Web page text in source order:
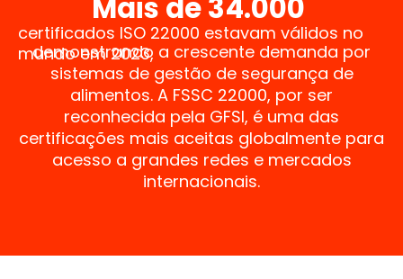
certificados ISO 22000 estavam válidos no
mundo em 2023,
Mais de 34.000
demonstrando a crescente demanda por
sistemas de gestão de segurança de
alimentos. A FSSC 22000, por ser
reconhecida pela GFSI, é uma das
certificações mais aceitas globalmente para
acesso a grandes redes e mercados
internacionais.